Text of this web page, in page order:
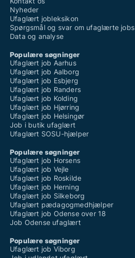
Nyheder
Ufaglært jobleksikon
Spørgsmål og svar om ufaglærte jobs
Data og analyse
Populære søgninger
Ufaglært job Aarhus
Ufaglært job Aalborg
Ufaglært job Esbjerg
Ufaglært job Randers
Ufaglært job Kolding
Ufaglært job Hjørring
Ufaglært job Helsingør
Job i butik ufaglært
Ufaglært SOSU-hjælper
Populære søgninger
Ufaglært job Horsens
Ufaglært job Vejle
Ufaglært job Roskilde
Ufaglært job Herning
Ufaglært job Silkeborg
Ufaglært pædagogmedhjælper
Ufaglært job Odense over 18
Job Odense ufaglært
Populære søgninger
Ufaglært job Viborg